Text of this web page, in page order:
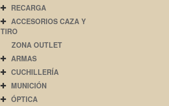
RECARGA
ACCESORIOS CAZA Y
TIRO
ZONA OUTLET
ARMAS
CUCHILLERÍA
MUNICIÓN
ÓPTICA